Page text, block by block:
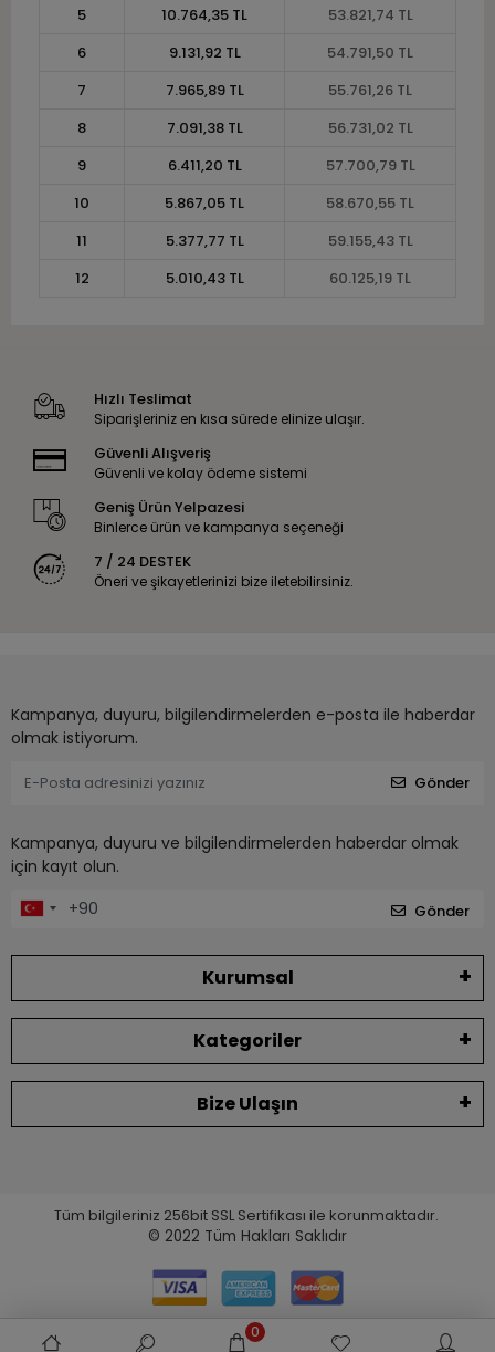
5
10.764,35 TL
53.821,74 TL
6
9.131,92 TL
54.791,50 TL
7
7.965,89 TL
55.761,26 TL
8
7.091,38 TL
56.731,02 TL
9
6.411,20 TL
57.700,79 TL
10
5.867,05 TL
58.670,55 TL
11
5.377,77 TL
59.155,43 TL
12
5.010,43 TL 60.125,19 TL
Hızlı Teslimat
Siparişleriniz en kısa sürede elinize ulaşır.
Güvenli Alışveriş
Güvenli ve kolay ödeme sistemi
Geniş Ürün Yelpazesi
Binlerce ürün ve kampanya seçeneği
7 / 24 DESTEK
Öneri ve şikayetlerinizi bize iletebilirsiniz.
Kampanya, duyuru, bilgilendirmelerden e-posta ile haberdar
olmak istiyorum.
Gönder
Kampanya, duyuru ve bilgilendirmelerden haberdar olmak
için kayıt olun.
Gönder
Kurumsal
Kategoriler
Bize Ulaşın
Tüm bilgileriniz 256bit SSL Sertifikası ile korunmaktadır.
© 2022 Tüm Hakları Saklıdır
0